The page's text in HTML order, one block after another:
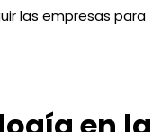
las empresas para